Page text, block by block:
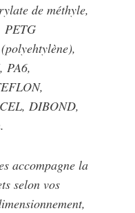
de méthyle,
PETG
PA6,
DIBOND,
accompagne la
selon vos